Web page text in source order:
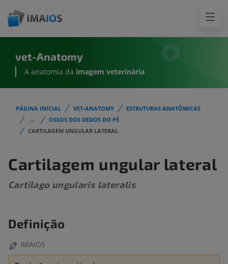
vet-Anatomy
A anatomia da imagem veterinária
PÁGINA INICIAL VET-ANATOMY
ESTRUTURAS ANATÔMICAS
...
OSSOS DOS DEDOS DO PÉ
CARTILAGEM UNGULAR LATERAL
Cartilagem ungular lateral
Cartilago ungularis lateralis
Definição
IMAIOS